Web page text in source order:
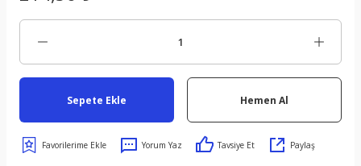
Sepete Ekle Hemen Al
Yorum Yaz Tavsiye Et Paylaş